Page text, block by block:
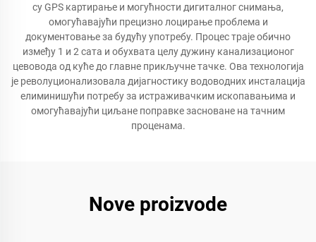
су GPS картирање и могућности дигиталног снимања,
омогућавајући прецизно лоцирање проблема и
документовање за будућу употребу. Процес траје обично
између 1 и 2 сата и обухвата целу дужину канализационог
цевовода од куће до главне прикључне тачке. Ова технологија
је револуционализовала дијагностику водоводних инсталација
елиминишући потребу за истраживачким ископавањима и
омогућавајући циљане поправке засноване на тачним
проценама.
Nove proizvode